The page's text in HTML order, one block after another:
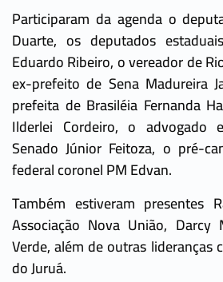
Participaram da agenda o
Duarte, os deputados
Eduardo Ribeiro, o vereador de
ex-prefeito de Sena Madureira
prefeita de Brasiléia Fernanda
Ilderlei Cordeiro, o advogado
Senado Júnior Feitoza, o pré-
federal coronel PM Edvan.
Também estiveram presentes
Associação Nova União, Darcy
Verde, além de outras lideranças
do Juruá.